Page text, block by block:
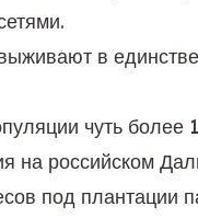
в
чуть более
на российском
под плантации